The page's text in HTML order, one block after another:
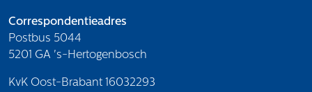
Correspondentieadres
Postbus 5044
5201 GA 's-Hertogenbosch
KvK Oost-Brabant 16032293